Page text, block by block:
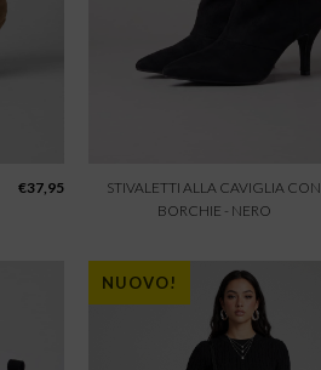
€37,95
STIVALETTI ALLA CAVIGLIA CON
BORCHIE - NERO
NUOVO!